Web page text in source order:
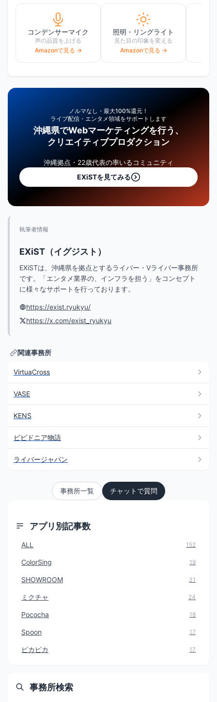
コンデンサーマイク
声の品質を上げる
Amazonで見る →
照明・リングライト
見た目の印象を変える
Amazonで見る →
ノルマなし・最大100%還元！
ライブ配信・エンタメ領域をサポートします
沖縄県でWebマーケティングを行う、
クリエイティブプロダクション
沖縄拠点・22歳代表の率いるコミュニティ
EXiSTを見てみる
執筆者情報
EXiST（イグジスト）
EXiSTは、沖縄県を拠点とするライバー・Vライバー事務所
です。「エンタメ業界の、インフラを担う」をコンセプト
に様々なサポートを行っております。
https://exist.ryukyu/
https://x.com/exist_ryukyu
関連事務所
VirtuaCross
VASE
KENS
ビビドニア物語
ライバージャパン
事務所一覧 チャットで質問
アプリ別記事数
ALL 152
ColorSing 19
SHOWROOM 31
ミクチャ 24
Pococha 18
Spoon 17
ピカピカ 17
事務所検索